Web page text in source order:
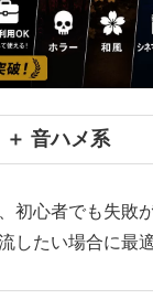
＋ 音ハメ系
初心者でも失敗
したい場合に最